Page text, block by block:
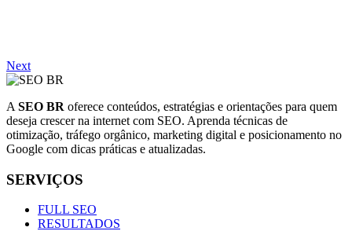
Next
A SEO BR oferece conteúdos, estratégias e orientações para quem
deseja crescer na internet com SEO. Aprenda técnicas de
otimização, tráfego orgânico, marketing digital e posicionamento no
Google com dicas práticas e atualizadas.
SERVIÇOS
FULL SEO
RESULTADOS